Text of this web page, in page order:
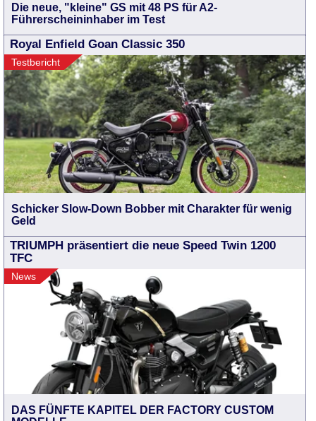
Die neue, "kleine" GS mit 48 PS für A2-
Führerscheininhaber im Test
Royal Enfield Goan Classic 350
Testbericht
Schicker Slow-Down Bobber mit Charakter für wenig
Geld
TRIUMPH präsentiert die neue Speed Twin 1200
TFC
News
DAS FÜNFTE KAPITEL DER FACTORY CUSTOM